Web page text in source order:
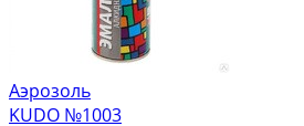
Аэрозоль
KUDO №1003